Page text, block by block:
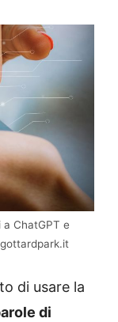
ChatGPT e
di usare la
di